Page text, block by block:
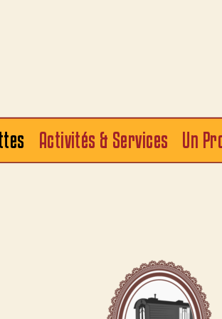
Activités & Services Un